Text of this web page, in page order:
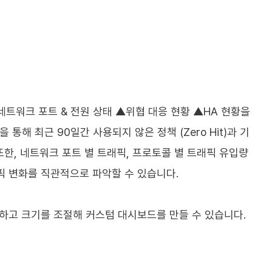
워크 포트 & 전원 상태 ▲위협 대응 현황 ▲HA 현황을
통해 최근 90일간 사용되지 않은 정책 (Zero Hit)과 기
, 네트워크 포트 별 트래픽, 프로토콜 별 트래픽 유입량
변화를 직관적으로 파악할 수 있습니다.
고 크기를 조절해 커스텀 대시보드를 만들 수 있습니다.